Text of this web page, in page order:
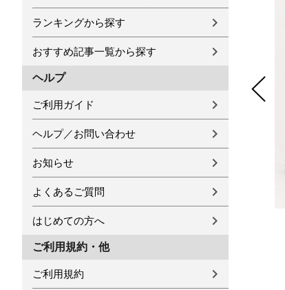
ランキングから探す
おすすめ記事一覧から探す
ヘルプ
ご利用ガイド
ヘルプ／お問い合わせ
お知らせ
よくあるご質問
はじめての方へ
ご利用規約・他
ご利用規約